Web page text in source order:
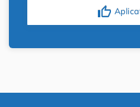
thumb_up